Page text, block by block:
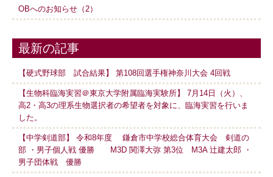
OBへのお知らせ（2）
最新の記事
【硬式野球部 試合結果】 第108回選手権神奈川大会 4回戦
【生物科臨海実習＠東京大学附属臨海実験所】 7月14日（火）、
高2・高3の理系生物選択者の希望者を対象に、臨海実習を行いま
した。
【中学剣道部】 令和8年度 鎌倉市中学校総合体育大会 剣道の
部 ・男子個人戦 優勝 M3D 関澤大弥 第3位 M3A 辻建太郎 ・
男子団体戦 優勝